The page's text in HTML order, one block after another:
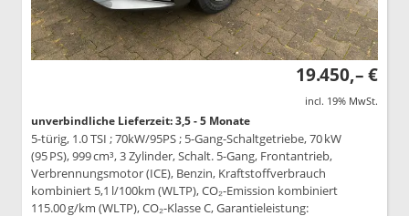
19.450,– €
incl. 19% MwSt.
unverbindliche Lieferzeit: 3,5 - 5 Monate
5-türig, 1.0 TSI ; 70kW/95PS ; 5-Gang-Schaltgetriebe, 70 kW
(95 PS), 999 cm³, 3 Zylinder, Schalt. 5-Gang, Frontantrieb,
Verbrennungsmotor (ICE), Benzin, Kraftstoffverbrauch
kombiniert 5,1 l/100km (WLTP), CO₂-Emission kombiniert
115.00 g/km (WLTP), CO₂-Klasse C, Garantieleistung: